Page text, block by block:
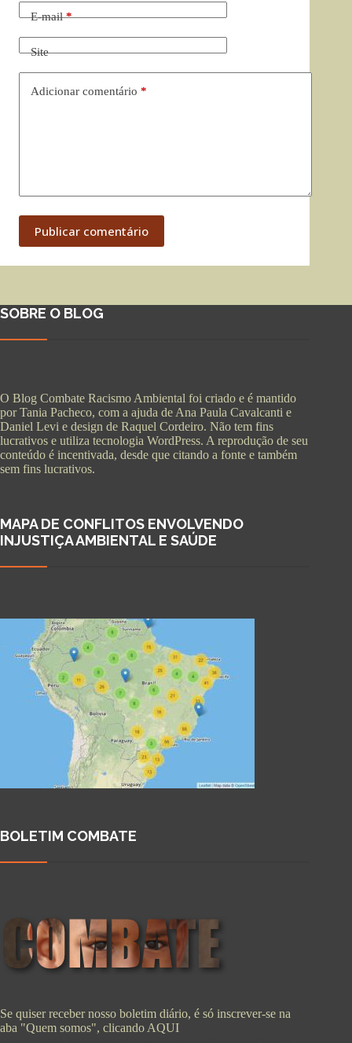
E-mail*
Site
Adicionar comentário *
Publicar comentário
SOBRE O BLOG
O Blog Combate Racismo Ambiental foi criado e é mantido
por Tania Pacheco, com a ajuda de Ana Paula Cavalcanti e
Daniel Levi e design de Raquel Cordeiro. Não tem fins
lucrativos e utiliza tecnologia WordPress. A reprodução de seu
conteúdo é incentivada, desde que citando a fonte e também
sem fins lucrativos.
MAPA DE CONFLITOS ENVOLVENDO
INJUSTIÇA AMBIENTAL E SAÚDE
BOLETIM COMBATE
Se quiser receber nosso boletim diário, é só inscrever-se na
aba "Quem somos", clicando AQUI